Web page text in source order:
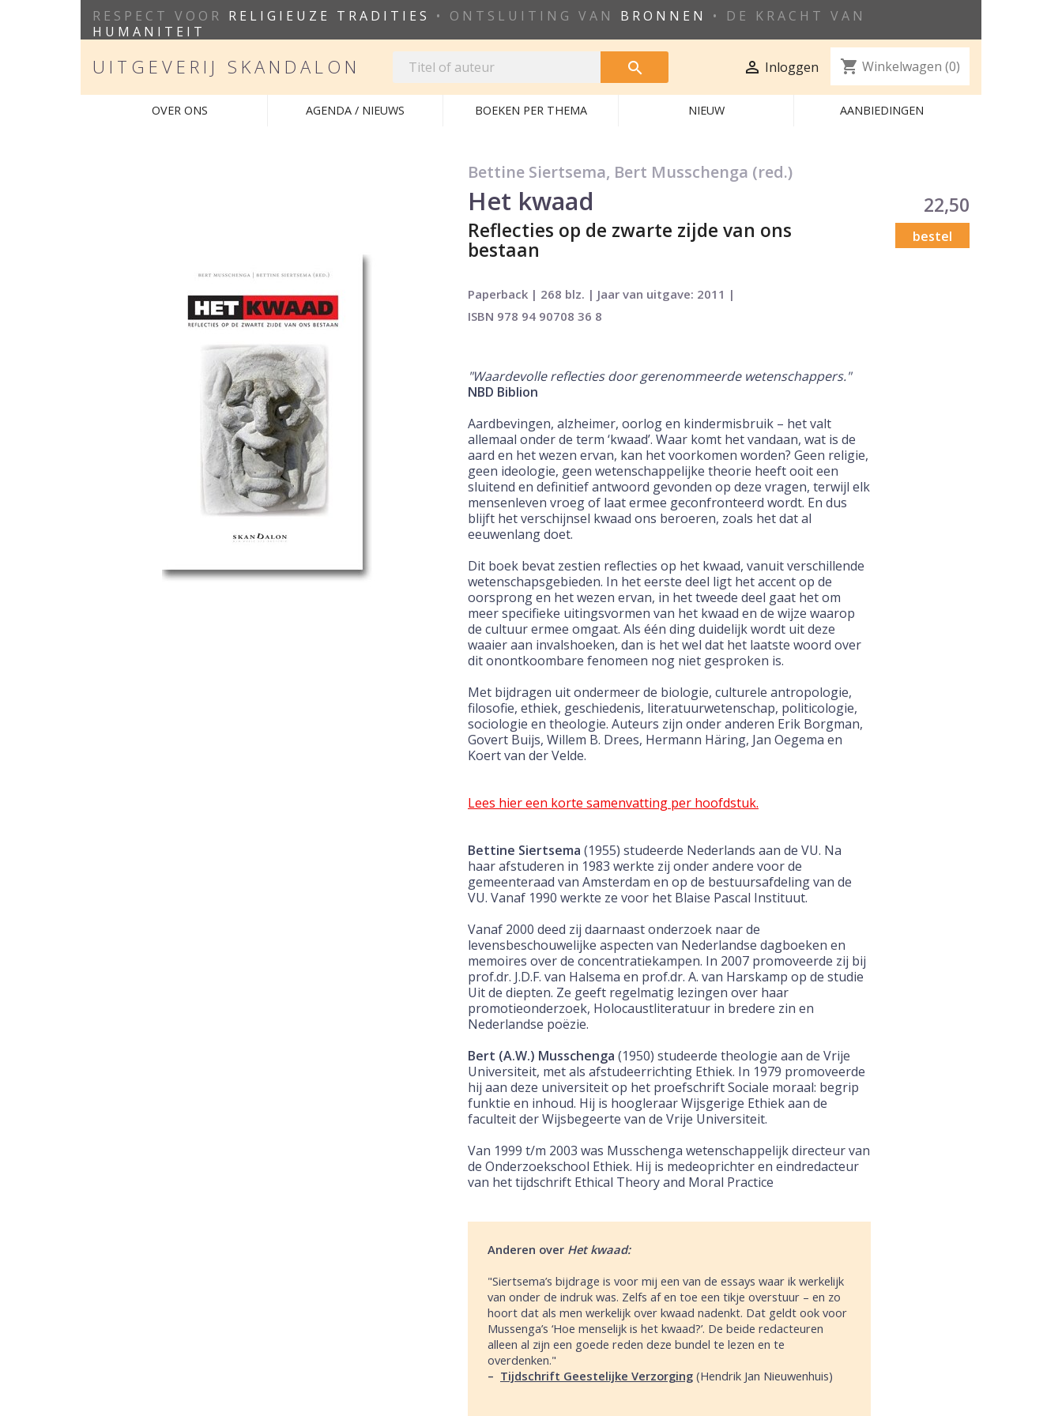
RESPECT VOOR RELIGIEUZE TRADITIES • ONTSLUITING VAN BRONNEN
• DE KRACHT VAN
HUMANITEIT
UITGEVERIJ SKANDALON   Inloggen shopping_cart Winkelwagen (0)
OVER ONS AGENDA / NIEUWS BOEKEN PER THEMA NIEUW AANBIEDINGEN
Bettine Siertsema, Bert Musschenga (red.)
Het kwaad
Reflecties op de zwarte zijde van ons
bestaan
22,50
bestel
Paperback | 268 blz. | Jaar van uitgave: 2011 |
ISBN 978 94 90708 36 8
"Waardevolle reflecties door gerenommeerde wetenschappers."
NBD Biblion
Aardbevingen, alzheimer, oorlog en kindermisbruik – het valt
allemaal onder de term ‘kwaad’. Waar komt het vandaan, wat is de
aard en het wezen ervan, kan het voorkomen worden? Geen religie,
geen ideologie, geen wetenschappelijke theorie heeft ooit een
sluitend en definitief antwoord gevonden op deze vragen, terwijl elk
mensenleven vroeg of laat ermee geconfronteerd wordt. En dus
blijft het verschijnsel kwaad ons beroeren, zoals het dat al
eeuwenlang doet.
Dit boek bevat zestien reflecties op het kwaad, vanuit verschillende
wetenschapsgebieden. In het eerste deel ligt het accent op de
oorsprong en het wezen ervan, in het tweede deel gaat het om
meer specifieke uitingsvormen van het kwaad en de wijze waarop
de cultuur ermee omgaat. Als één ding duidelijk wordt uit deze
waaier aan invalshoeken, dan is het wel dat het laatste woord over
dit onontkoombare fenomeen nog niet gesproken is.
Met bijdragen uit ondermeer de biologie, culturele antropologie,
filosofie, ethiek, geschiedenis, literatuurwetenschap, politicologie,
sociologie en theologie. Auteurs zijn onder anderen Erik Borgman,
Govert Buijs, Willem B. Drees, Hermann Häring, Jan Oegema en
Koert van der Velde.
Lees hier een korte samenvatting per hoofdstuk.
Bettine Siertsema (1955) studeerde Nederlands aan de VU. Na
haar afstuderen in 1983 werkte zij onder andere voor de
gemeenteraad van Amsterdam en op de bestuursafdeling van de
VU. Vanaf 1990 werkte ze voor het Blaise Pascal Instituut.
Vanaf 2000 deed zij daarnaast onderzoek naar de
levensbeschouwelijke aspecten van Nederlandse dagboeken en
memoires over de concentratiekampen. In 2007 promoveerde zij bij
prof.dr. J.D.F. van Halsema en prof.dr. A. van Harskamp op de studie
Uit de diepten. Ze geeft regelmatig lezingen over haar
promotieonderzoek, Holocaustliteratuur in bredere zin en
Nederlandse poëzie.
Bert (A.W.) Musschenga (1950) studeerde theologie aan de Vrije
Universiteit, met als afstudeerrichting Ethiek. In 1979 promoveerde
hij aan deze universiteit op het proefschrift Sociale moraal: begrip
funktie en inhoud. Hij is hoogleraar Wijsgerige Ethiek aan de
faculteit der Wijsbegeerte van de Vrije Universiteit.
Van 1999 t/m 2003 was Musschenga wetenschappelijk directeur van
de Onderzoekschool Ethiek. Hij is medeoprichter en eindredacteur
van het tijdschrift Ethical Theory and Moral Practice
Anderen over Het kwaad:
"Siertsema’s bijdrage is voor mij een van de essays waar ik werkelijk
van onder de indruk was. Zelfs af en toe een tikje overstuur – en zo
hoort dat als men werkelijk over kwaad nadenkt. Dat geldt ook voor
Mussenga’s ‘Hoe menselijk is het kwaad?’. De beide redacteuren
alleen al zijn een goede reden deze bundel te lezen en te
overdenken."
– Tijdschrift Geestelijke Verzorging (Hendrik Jan Nieuwenhuis)